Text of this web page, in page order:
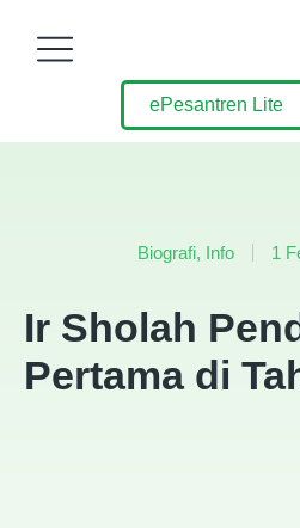
ePesantren Lite
Biografi, Info 1
Ir Sholah
Pertama di